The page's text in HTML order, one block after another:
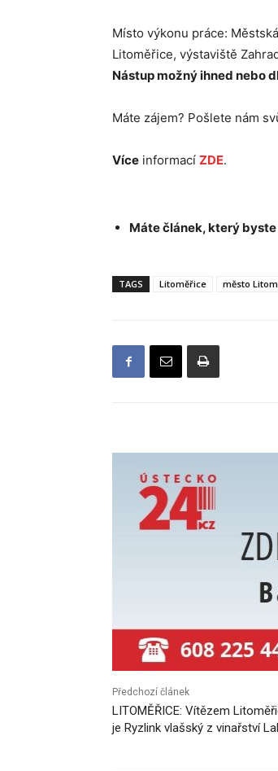
Místo výkonu práce:
Litoměřice, výstaviště
Nástup možný ihned nebo
Máte zájem? Pošlete nám
Více informací ZDE.
Máte článek, který byste
TAGS Litoměřice město
Předchozí článek
LITOMĚŘICE: Vítězem
je Ryzlink vlašský z vinařství